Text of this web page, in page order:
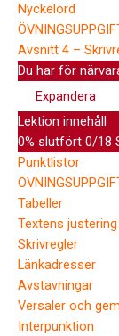
Nyckelord
Avsnitt 4 –
Du har för
Expandera
Lektion innehåll
0% slutfört 0/18
Punktlistor
Tabeller
Textens justering
Skrivregler
Länkadresser
Avstavningar
Versaler och
Interpunktion